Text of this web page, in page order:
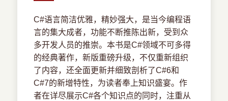
C#语言简洁优雅，精妙强大，是当今编程语
言的集大成者，功能不断推陈出新，受到众
多开发人员的推崇。本书是C#领域不可多得
的经典著作，新版重磅升级，不仅重新组织
了内容，还全面更新并细致剖析了C#6和
C#7的新增特性，为读者奉上知识盛宴。作
者在详尽展示C#各个知识点的同时，注重从